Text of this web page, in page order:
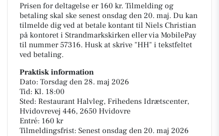
Prisen for deltagelse er 160 kr. Tilmelding og
betaling skal ske senest onsdag den 20. maj. Du kan
tilmelde dig ved at betale kontant til Niels Christian
på kontoret i Strandmarkskirken eller via MobilePay
til nummer 57316. Husk at skrive "HH" i tekstfeltet
ved betaling.
Praktisk information
Dato: Torsdag den 28. maj 2026
Tid: Kl. 18:00
Sted: Restaurant Halvleg, Frihedens Idrætscenter,
Hvidovrevej 446, 2650 Hvidovre
Entré: 160 kr
Tilmeldingsfrist: Senest onsdag den 20. maj 2026